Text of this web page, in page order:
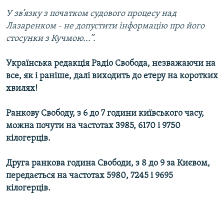
У зв’язку з початком судового процесу над
Лазаренком - не допустити інформацію про його
стосунки з Кучмою...”.
Українська редакція Радіо Свобода, незважаючи на
все, як і раніше, далі виходить до етеру на коротких
хвилях!
Ранкову Свободу, з 6 до 7 години київського часу,
можна почути на частотах 3985, 6170 і 9750
кілогерців.
Друга ранкова година Свободи, з 8 до 9 за Києвом,
передається на частотах 5980, 7245 і 9695
кілогерців.